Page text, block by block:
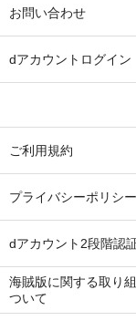
お問い合わせ
dアカウントログイン
ご利用規約
プライバシーポリシー
dアカウント2段階認
海賊版に関する取り
ついて